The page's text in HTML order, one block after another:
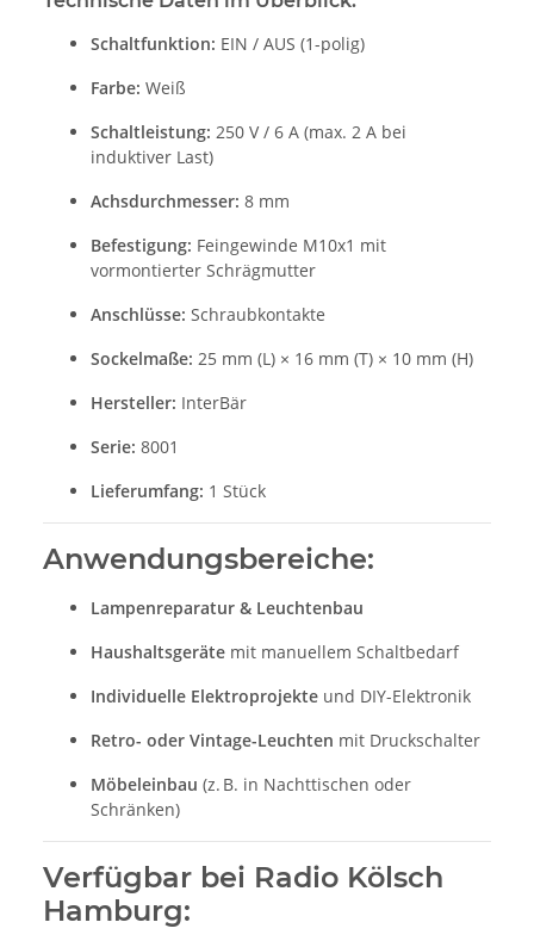
Schaltfunktion: EIN / AUS (1-polig)
Farbe: Weiß
Schaltleistung: 250 V / 6 A (max. 2 A bei
induktiver Last)
Achsdurchmesser: 8 mm
Befestigung: Feingewinde M10x1 mit
vormontierter Schrägmutter
Anschlüsse: Schraubkontakte
Sockelmaße: 25 mm (L) × 16 mm (T) × 10 mm (H)
Hersteller: InterBär
Serie: 8001
Lieferumfang: 1 Stück
Anwendungsbereiche:
Lampenreparatur & Leuchtenbau
Haushaltsgeräte mit manuellem Schaltbedarf
Individuelle Elektroprojekte und DIY-Elektronik
Retro- oder Vintage-Leuchten mit Druckschalter
Möbeleinbau (z. B. in Nachttischen oder
Schränken)
Verfügbar bei Radio Kölsch
Hamburg: